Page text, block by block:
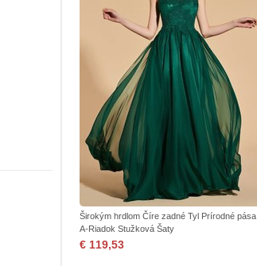
Širokým hrdlom Číre zadné Tyl Prírodné pása
A-Riadok Stužková Šaty
€ 119,53